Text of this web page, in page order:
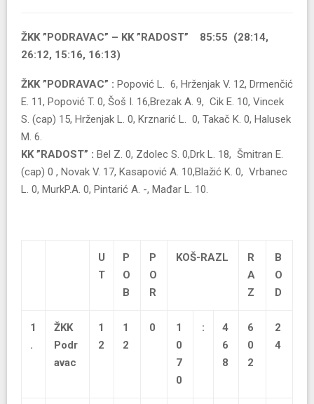
ŽKK ”PODRAVAC” – KK ”RADOST” 85:55 (28:14,
26:12, 15:16, 16:13)
ŽKK ”PODRAVAC” : Popović L. 6, Hrženjak V. 12, Drmenčić
E. 11, Popović T. 0, Šoš I. 16,Brezak A. 9, Cik E. 10, Vincek
S. (cap) 15, Hrženjak L. 0, Krznarić L. 0, Takač K. 0, Halusek
M. 6.
KK ”RADOST” : Bel Z. 0, Zdolec S. 0,Drk L. 18, Šmitran E.
(cap) 0 , Novak V. 17, Kasapović A. 10,Blažić K. 0, Vrbanec
L. 0, MurkP.A. 0, Pintarić A. -, Mađar L. 10.
U
T
P
O
B
P
O
R
KOŠ-RAZL
R
A
Z
B
O
D
1
.
ŽKK
Podr
avac
1
2
1
2
0
1
0
7
0
:
4
6
8
6
0
2
2
4